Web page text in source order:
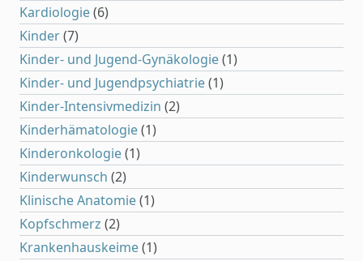
Kardiologie(6)
Kinder(7)
Kinder- und Jugend-Gynäkologie(1)
Kinder- und Jugendpsychiatrie(1)
Kinder-Intensivmedizin (2)
Kinderhämatologie(1)
Kinderonkologie(1)
Kinderwunsch (2)
Klinische Anatomie(1)
Kopfschmerz (2)
Krankenhauskeime(1)